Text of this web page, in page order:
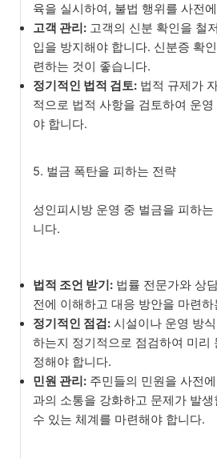
육을 실시하여, 불법 행위를 사전
고객 관리: 고객의 신분 확인을 철
입을 방지해야 합니다. 신분증 확
련하는 것이 좋습니다.
정기적인 법적 검토: 법적 규제가
적으로 법적 사항을 검토하여 운
야 합니다.
5. 벌금 폭탄을 피하는 전략
성인피시방 운영 중 벌금을 피하
니다.
법적 조언 받기: 법률 전문가와 상
전에 이해하고 대응 방안을 마련
정기적인 점검: 시설이나 운영 방
하는지 정기적으로 점검하여 미리
정해야 합니다.
민원 관리: 주민들의 민원을 사전
과의 소통을 강화하고 문제가 발
수 있는 체계를 마련해야 합니다.